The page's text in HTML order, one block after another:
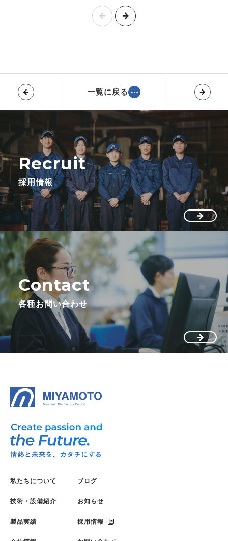
一覧に戻る
Recruit
採用情報
Contact
各種お問い合わせ
私たちについて
技術・設備紹介
製品実績
ブログ
お知らせ
採用情報